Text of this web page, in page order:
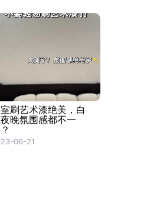
刷艺术漆绝美，白
晚氛围感都不一
06-21